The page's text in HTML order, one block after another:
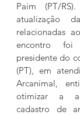
Paim (PT/
atualização
relacionadas
encontro
presidente do
(PT), em
Arcanimal,
otimizar a
cadastro de